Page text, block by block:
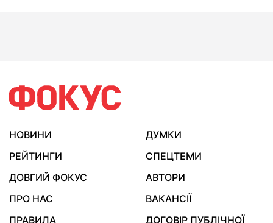
НОВИНИ
ДУМКИ
РЕЙТИНГИ
СПЕЦТЕМИ
ДОВГИЙ ФОКУС
АВТОРИ
ПРО НАС
ВАКАНСІЇ
ПРАВИЛА
ДОГОВІР ПУБЛІЧНОЇ